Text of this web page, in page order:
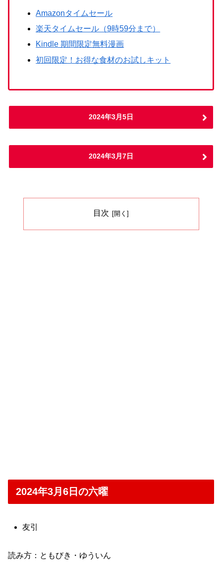
Amazonタイムセール
楽天タイムセール（9時59分まで）
Kindle 期間限定無料漫画
初回限定！お得な食材のお試しキット
2024年3月5日
2024年3月7日
目次
2024年3月6日の六曜
友引
読み方：ともびき・ゆういん